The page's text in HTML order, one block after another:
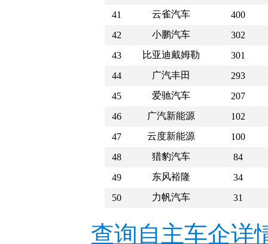
41
云雀汽车
400
42
小鹏汽车
302
43
比亚迪戴姆勒
301
44
广汽丰田
293
45
爱驰汽车
207
46
广汽新能源
102
47
云度新能源
100
48
猎豹汽车
84
49
东风裕隆
34
50
力帆汽车 31
查询自主车企详